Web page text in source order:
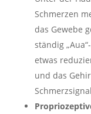
Schmerzen
das Gewebe
ständig
etwas
und das